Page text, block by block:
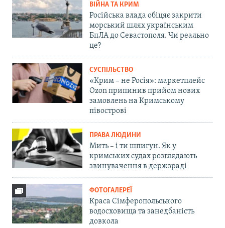
ВІЙНА ТА КРИМ
Російська влада обіцяє закрити
морський шлях українським
БпЛА до Севастополя. Чи реально
це?
СУСПІЛЬСТВО
«Крим – не Росія»: маркетплейс
Ozon припинив прийом нових
замовлень на Кримському
півострові
ПРАВА ЛЮДИНИ
Мить – і ти шпигун. Як у
кримських судах розглядають
звинувачення в держзраді
ФОТОГАЛЕРЕЇ
Краса Сімферопольського
водосховища та занедбаність
довкола